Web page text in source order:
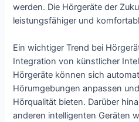
werden. Die Hörgeräte der
leistungsfähiger und
Ein wichtiger Trend bei
Integration von künstlicher
Hörgeräte können sich
Hörumgebungen anpassen
Hörqualität bieten. Darüber
anderen intelligenten Geräten